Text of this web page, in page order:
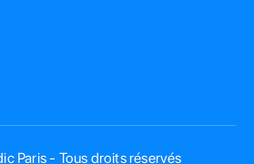
Paris - Tous droits réservés